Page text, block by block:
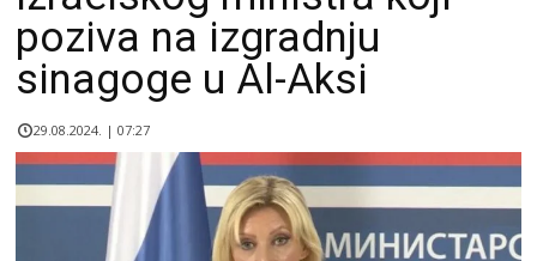
poziva na izgradnju
sinagoge u Al-Aksi
29.08.2024. | 07:27